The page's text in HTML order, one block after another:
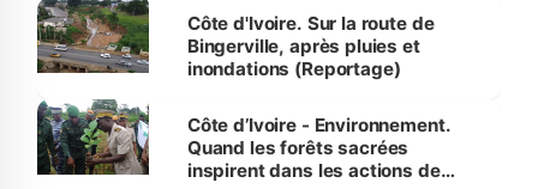
(Alassane Ouattara
Côte d'Ivoire. Sur la route de
Bingerville, après pluies et
inondations (Reportage)
Côte d’Ivoire - Environnement.
Quand les forêts sacrées
inspirent dans les actions de